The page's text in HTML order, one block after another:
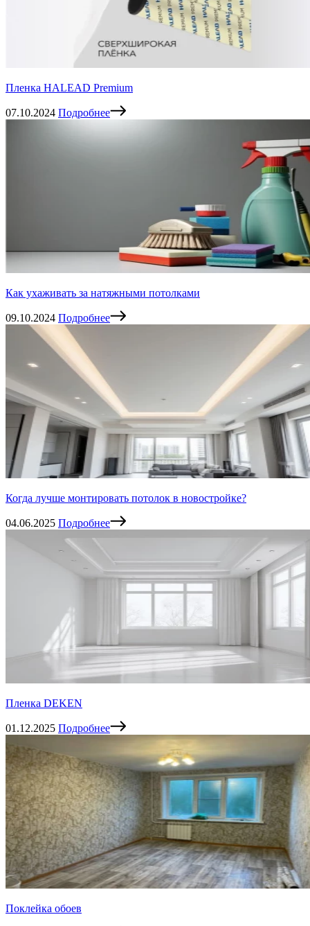
Пленка HALEAD Premium
07.10.2024 Подробнее
Как ухаживать за натяжными потолками
09.10.2024 Подробнее
Когда лучше монтировать потолок в новостройке?
04.06.2025 Подробнее
Пленка DEKEN
01.12.2025 Подробнее
Поклейка обоев